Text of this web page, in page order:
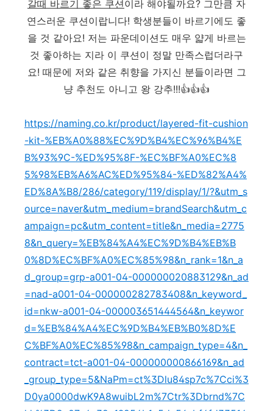
갈때 바르기 좋은 쿠션이라 해야될까요? 그만큼 자
연스러운 쿠션이랍니다! 학생분들이 바르기에도 좋
을 것 같아요! 저는 파운데이션도 매우 얇게 바르는
것 좋아하는 지라 이 쿠션이 정말 만족스럽더라구
요! 때문에 저와 같은 취향을 가지신 분들이라면 그
냥 추천도 아니고 왕 강추!!!👍👍👍
https://naming.co.kr/product/layered-fit-cushion
-kit-%EB%A0%88%EC%9D%B4%EC%96%B4%E
B%93%9C-%ED%95%8F-%EC%BF%A0%EC%8
5%98%EB%A6%AC%ED%95%84-%ED%82%A4%
ED%8A%B8/286/category/119/display/1/?&utm_s
ource=naver&utm_medium=brandSearch&utm_c
ampaign=pc&utm_content=title&n_media=2775
8&n_query=%EB%84%A4%EC%9D%B4%EB%B
0%8D%EC%BF%A0%EC%85%98&n_rank=1&n_a
d_group=grp-a001-04-000000020883129&n_ad
=nad-a001-04-000000282783408&n_keyword_
id=nkw-a001-04-000003651444564&n_keywor
d=%EB%84%A4%EC%9D%B4%EB%B0%8D%E
C%BF%A0%EC%85%98&n_campaign_type=4&n_
contract=tct-a001-04-000000000866169&n_ad
_group_type=5&NaPm=ct%3Dlu84sp7c%7Cci%3
D0ya0000dwK9A8wuibL2m%7Ctr%3Dbrnd%7C